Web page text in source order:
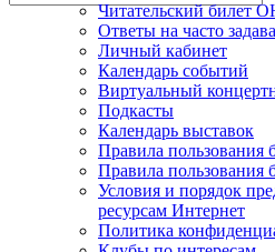
Читательский билет
Ответы на часто
Личный кабинет
Календарь событий
Виртуальный
Подкасты
Календарь выставок
Правила пользования
Правила пользования
Условия и порядок
ресурсам Интернет
Политика